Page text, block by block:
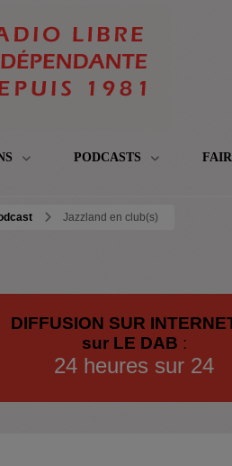
PODCASTS
Jazzland en club(s)
DIFFUSION SUR
sur LE DAB :
24 heures sur 24